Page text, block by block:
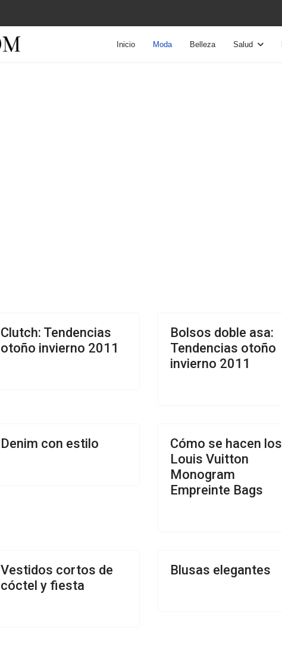
Inicio Moda Belleza Salud
Clutch: Tendencias
otoño invierno 2011
Bolsos doble asa:
Tendencias otoño
invierno 2011
Denim con estilo
Cómo se hacen los
Louis Vuitton
Monogram
Empreinte Bags
Vestidos cortos de
cóctel y fiesta
Blusas elegantes